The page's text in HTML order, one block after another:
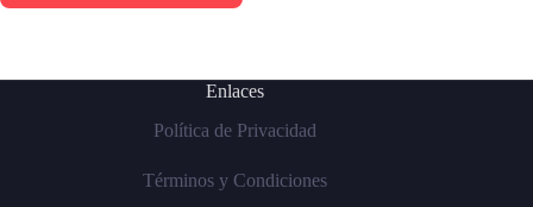
Enlaces
Política de Privacidad
Términos y Condiciones